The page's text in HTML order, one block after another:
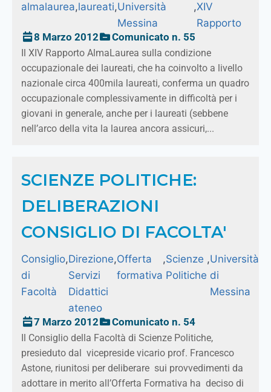
almalaurea,laureati,Università
Messina
,XIV
Rapporto
8 Marzo 2012
Comunicato n. 55
Il XIV Rapporto AlmaLaurea sulla condizione
occupazionale dei laureati, che ha coinvolto a livello
nazionale circa 400mila laureati, conferma un quadro
occupazionale complessivamente in difficoltà per i
giovani in generale, anche per i laureati (sebbene
nell’arco della vita la laurea ancora assicuri,...
SCIENZE POLITICHE:
DELIBERAZIONI
CONSIGLIO DI FACOLTA'
Consiglio
di
Facoltà
,Direzione
Servizi
Didattici
ateneo
,Offerta
formativa
,Scienze
Politiche
,Università
di
Messina
7 Marzo 2012 Comunicato n. 54
Il Consiglio della Facoltà di Scienze Politiche,
presieduto dal vicepreside vicario prof. Francesco
Astone, riunitosi per deliberare sui provvedimenti da
adottare in merito all’Offerta Formativa ha deciso di